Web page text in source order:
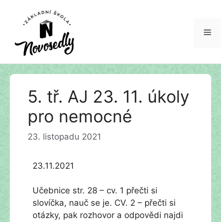
Přeskočit
5. tř. AJ 23. 11. úkoly
pro nemocné
23. listopadu 2021
23.11.2021
Učebnice str. 28 – cv. 1 přečti si
slovíčka, nauč se je. CV. 2 – přečti si
otázky, pak rozhovor a odpovědi najdi